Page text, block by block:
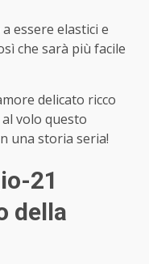
essere elastici e
che sarà più facile
delicato ricco
volo questo
una storia seria!
21
della